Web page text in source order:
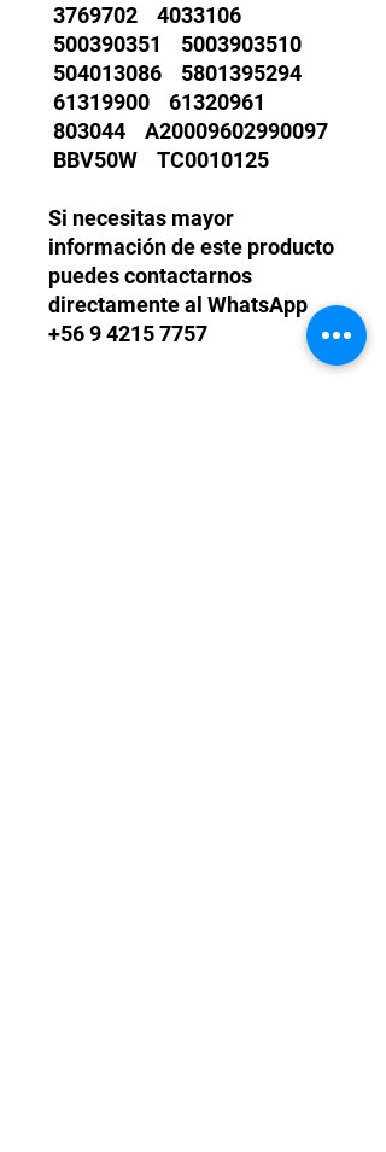
3769702 4033106
500390351 5003903510
504013086 5801395294
61319900 61320961
803044 A20009602990097
BBV50W TC0010125
Si necesitas mayor
información de este producto
puedes contactarnos
directamente al WhatsApp
+56 9 4215 7757